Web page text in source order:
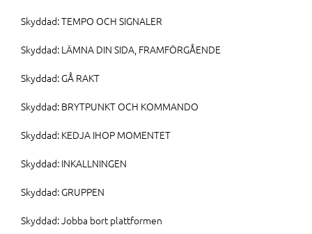
Skyddad: TEMPO OCH SIGNALER
Skyddad: LÄMNA DIN SIDA, FRAMFÖRGÅENDE
Skyddad: GÅ RAKT
Skyddad: BRYTPUNKT OCH KOMMANDO
Skyddad: KEDJA IHOP MOMENTET
Skyddad: INKALLNINGEN
Skyddad: GRUPPEN
Skyddad: Jobba bort plattformen